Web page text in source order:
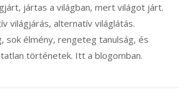
jártas a világban, mert világot járt.
világjárás, alternatív világlátás.
sok élmény, rengeteg tanulság, és
történetek. Itt a blogomban.